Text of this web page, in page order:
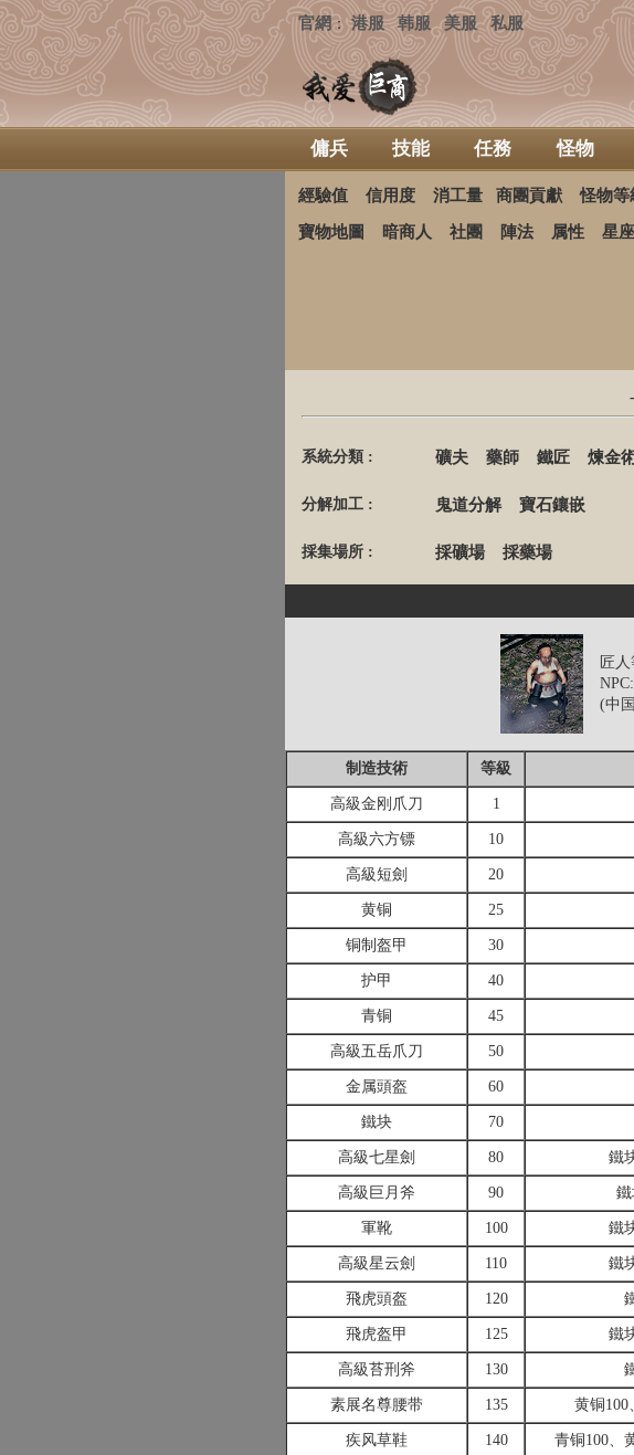
官網：港服 韩服 美服 私服
傭兵 技能 任務 怪物
經驗值 信用度 消工量 商團貢獻 怪物等
寶物地圖 暗商人 社團 陣法 属性 星座
系統分類 : 礦夫 藥師 鐵匠 煉金
分解加工 : 鬼道分解 寶石鑲嵌
採集場所 : 採礦場 採藥場
匠
(中
制造技術 等級
高級金刚爪刀 1
高級六方镖 10
高級短劍 20
黄铜 25
铜制盔甲 30
护甲 40
青铜 45
高級五岳爪刀 50
金属頭盔 60
鐵块 70
高級七星劍 80 鐵
高級巨月斧 90 鐵
軍靴 100 鐵
高級星云劍 110 鐵
飛虎頭盔 120
飛虎盔甲 125 鐵
高級苔刑斧 130
素展名尊腰带 135 黄铜100
疾风草鞋 140 青铜100、